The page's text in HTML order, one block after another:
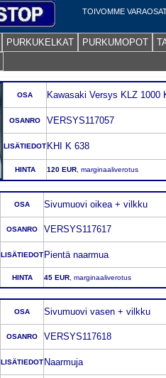
TOIVOMME
PURKUKELKAT PURKUMOPOT
OSA Kawasaki Versys KLZ 1000
OSANRO VERSYS117057
LISÄTIEDOT KHI K 638
HINTA 120 EUR , marginaaliverotus
OSA Sivumuovi oikea + vilkku
OSANRO VERSYS117617
LISÄTIEDOT Pientä naarmua
HINTA 45 EUR , marginaaliverotus
OSA Sivumuovi vasen + vilkku
OSANRO VERSYS117618
LISÄTIEDOT Naarmuja